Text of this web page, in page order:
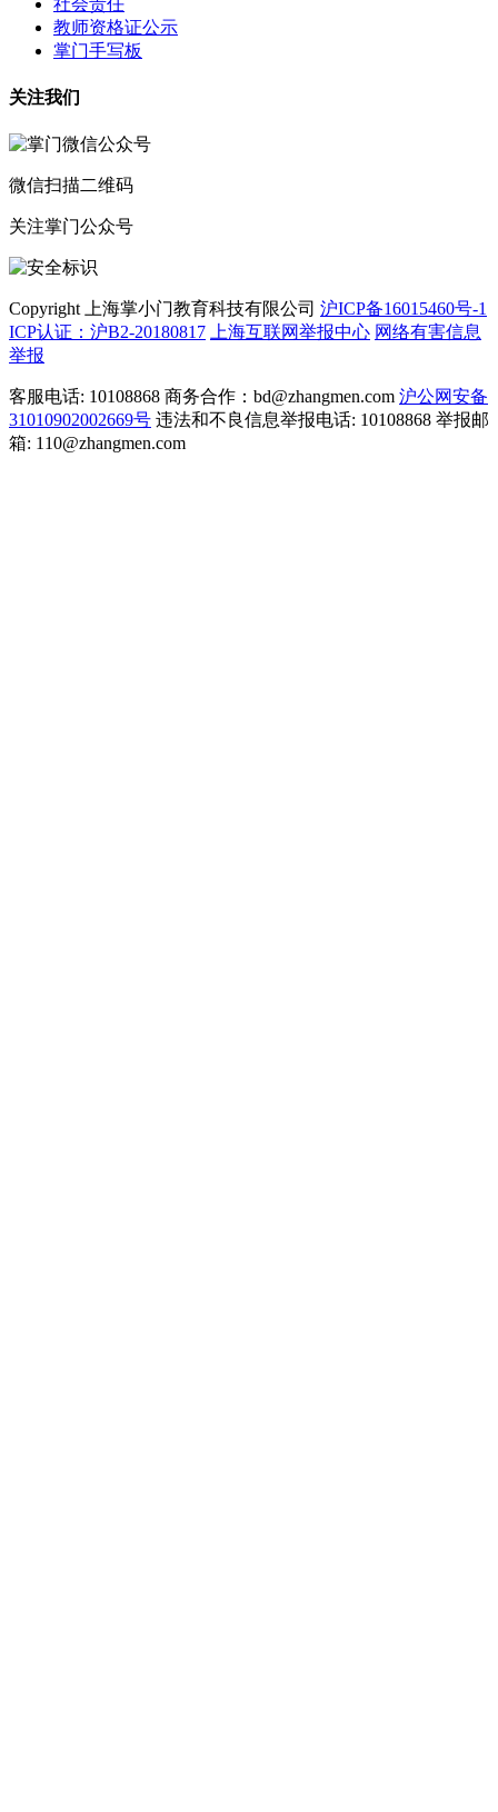
教师资格证公示
掌门手写板
关注我们
微信扫描二维码
关注掌门公众号
Copyright 上海掌小门教育科技有限公司 沪ICP备16015460号-1
ICP认证：沪B2-20180817
上海互联网举报中心 网络有害信息
举报
客服电话: 10108868 商务合作：bd@zhangmen.com 沪公网安备
31010902002669号 违法和不良信息举报电话: 10108868 举报邮
箱: 110@zhangmen.com